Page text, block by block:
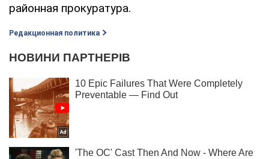
районная прокуратура.
Редакционная политика